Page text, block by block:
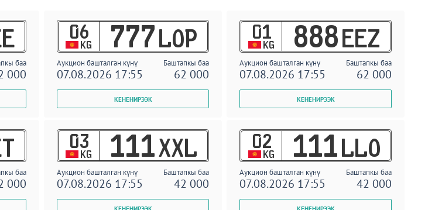
баа
000
06
KG 777 LOP
Аукцион башталган күнү Баштапкы баа
07.08.2026 17:55 62 000
01
KG 888 EEZ
Аукцион башталган күнү Баштапкы баа
07.08.2026 17:55 62 000
баа
000
03
KG 111 XXL
Аукцион башталган күнү Баштапкы баа
07.08.2026 17:55 42 000
02
KG 111 LLO
Аукцион башталган күнү Баштапкы баа
07.08.2026 17:55 42 000